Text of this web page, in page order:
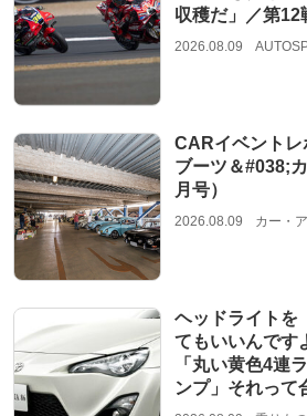
収穫だ」／第12
2026.08.09
CARイベントレ
ブーツ＆#038;
月号）
2026.08.09 カー・
ヘッドライトを
てもいいんです
「丸い黄色4連
ンプ」それって